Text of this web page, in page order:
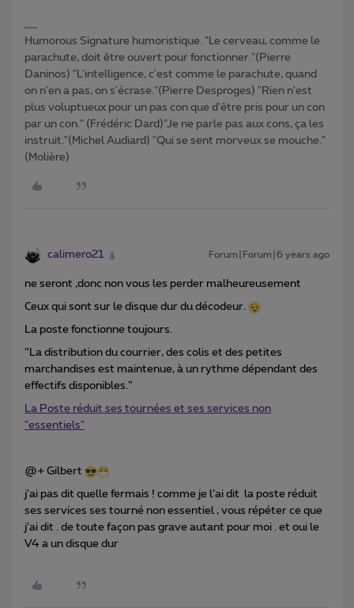
Humorous Signature humoristique. "Le cerveau, comme le
parachute, doit être ouvert pour fonctionner."(Pierre
Daninos) "L'intelligence, c'est comme le parachute, quand
on n'en a pas, on s'écrase."(Pierre Desproges) "Rien n'est
plus voluptueux pour un pas con que d'être pris pour un con
par un con." (Frédéric Dard)"Je ne parle pas aux cons, ça les
instruit."(Michel Audiard) "Qui se sent morveux se mouche."
(Molière)
calimero21 Forum|Forum|6 years ago
ne seront ,donc non vous les perder malheureusement
Ceux qui sont sur le disque dur du décodeur.
La poste fonctionne toujours.
“La distribution du courrier, des colis et des petites
marchandises est maintenue, à un rythme dépendant des
effectifs disponibles.”
La Poste réduit ses tournées et ses services non
"essentiels"
@+ Gilbert
j’ai pas dit quelle fermais ! comme je l’ai dit la poste réduit
ses services ses tourné non essentiel , vous répéter ce que
j’ai dit . de toute façon pas grave autant pour moi . et oui le
V4 a un disque dur